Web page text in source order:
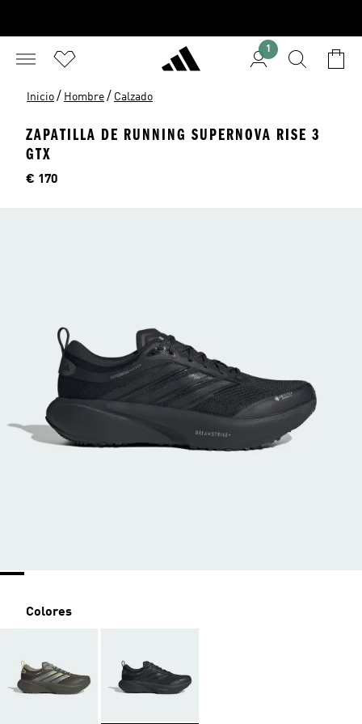
1
Inicio / Hombre / Calzado
ZAPATILLA DE RUNNING SUPERNOVA RISE 3
GTX
Precio
€ 170
Colores